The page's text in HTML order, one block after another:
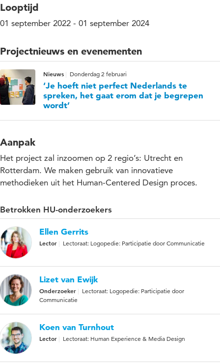
Looptijd
01 september 2022 - 01 september 2024
Projectnieuws en evenementen
Nieuws Donderdag 2 februari
‘Je hoeft niet perfect Nederlands te
spreken, het gaat erom dat je begrepen
wordt’
Aanpak
Het project zal inzoomen op 2 regio’s: Utrecht en
Rotterdam. We maken gebruik van innovatieve
methodieken uit het Human-Centered Design proces.
Betrokken HU-onderzoekers
Ellen Gerrits
Lector Lectoraat: Logopedie: Participatie door Communicatie
Lizet van Ewijk
Onderzoeker
Lectoraat: Logopedie: Participatie door
Communicatie
Koen van Turnhout
Lector Lectoraat: Human Experience & Media Design